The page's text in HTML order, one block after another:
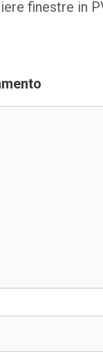
finestre in